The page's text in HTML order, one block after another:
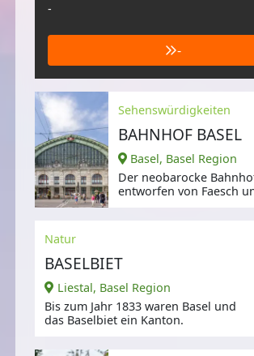
-
-
Sehenswürdigkeiten
BAHNHOF BASEL
Basel, Basel Region
Der neobarocke
entworfen von Faesch
Natur
BASELBIET
Liestal, Basel Region
Bis zum Jahr 1833 waren Basel und
das Baselbiet ein Kanton.